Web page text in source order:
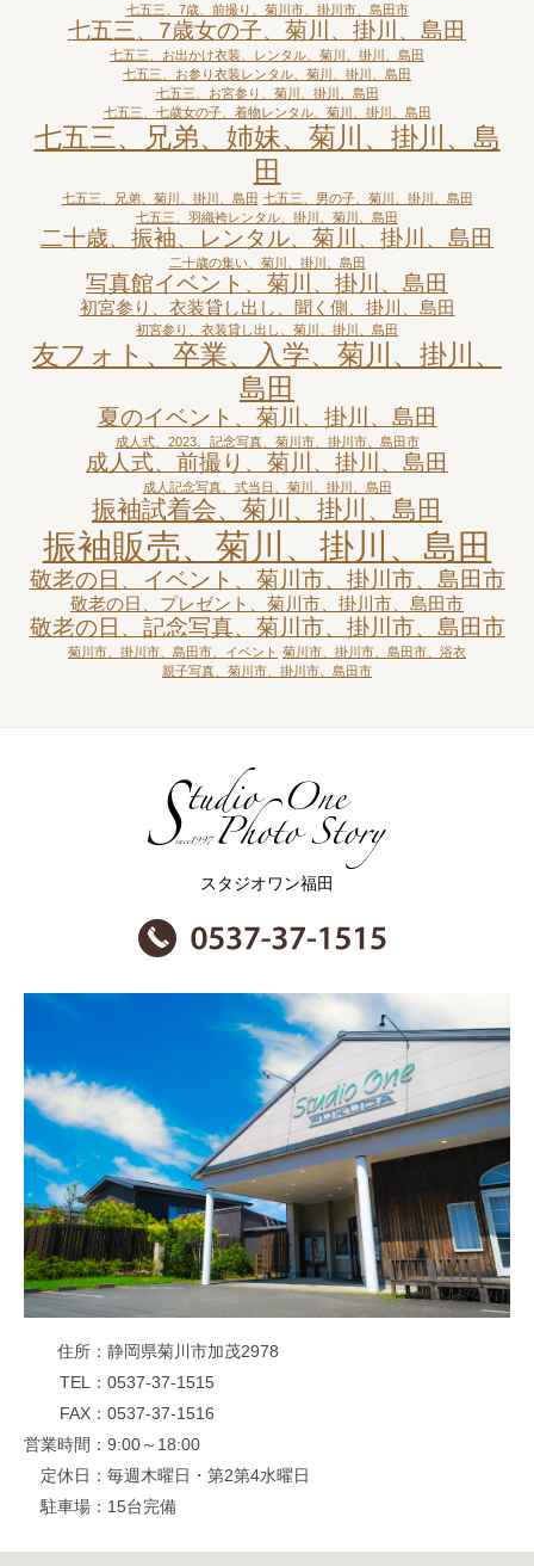
七五三、7歳、前撮り、菊川市、掛川市、島田市
七五三、7歳女の子、菊川、掛川、島田
七五三、お出かけ衣装、レンタル、菊川、掛川、島田
七五三、お参り衣装レンタル、菊川、掛川、島田
七五三、お宮参り、菊川、掛川、島田
七五三、七歳女の子、着物レンタル、菊川、掛川、島田
七五三、兄弟、姉妹、菊川、掛川、島
田
七五三、兄弟、菊川、掛川、島田 七五三、男の子、菊川、掛川、島田
七五三、羽織袴レンタル、掛川、菊川、島田
二十歳、振袖、レンタル、菊川、掛川、島田
二十歳の集い、菊川、掛川、島田
写真館イベント、菊川、掛川、島田
初宮参り、衣装貸し出し、聞く側、掛川、島田
初宮参り、衣装貸し出し、菊川、掛川、島田
友フォト、卒業、入学、菊川、掛川、
島田
夏のイベント、菊川、掛川、島田
成人式、2023、記念写真、菊川市、掛川市、島田市
成人式、前撮り、菊川、掛川、島田
成人記念写真、式当日、菊川、掛川、島田
振袖試着会、菊川、掛川、島田
振袖販売、菊川、掛川、島田
敬老の日、イベント、菊川市、掛川市、島田市
敬老の日、プレゼント、菊川市、掛川市、島田市
敬老の日、記念写真、菊川市、掛川市、島田市
菊川市、掛川市、島田市、イベント 菊川市、掛川市、島田市、浴衣
親子写真、菊川市、掛川市、島田市
スタジオワン福田
住所
静岡県菊川市加茂2978
TEL
0537-37-1515
FAX
0537-37-1516
営業時間
9:00～18:00
定休日
毎週木曜日・第2第4水曜日
駐車場
15台完備